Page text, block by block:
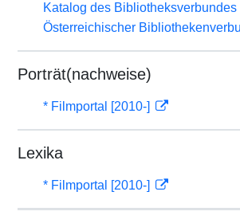
Katalog des
Österreichischer
Porträt(nachweise)
* Filmportal [2010-]
Lexika
* Filmportal [2010-]